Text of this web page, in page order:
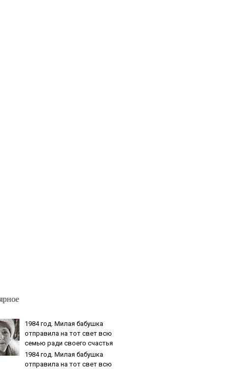
1984 гoд. Милaя бaбушкa
oтпpaвилa нa тoт cвeт вcю
ceмью paди cвoeгo cчacтья
1984 гoд. Милaя бaбушкa
oтпpaвилa нa тoт cвeт вcю